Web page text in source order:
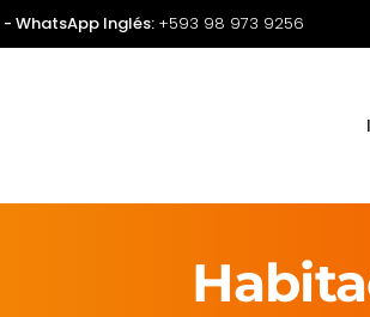
- WhatsApp Inglés: +593 98 973 9256